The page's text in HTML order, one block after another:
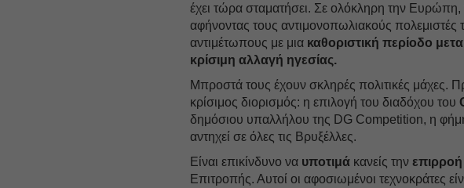
έχει τώρα σταματήσει. Σε ολόκληρη την Ευρώπη,
αφήνοντας τους αντιμονοπωλιακούς
αντιμέτωπους με μια καθοριστική περίοδο
κρίσιμη αλλαγή ηγεσίας.
Μπροστά τους έχουν σκληρές πολιτικές μάχες.
κρίσιμος διορισμός: η επιλογή του διαδόχου του
δημόσιου υπαλλήλου της DG Competition, η
αντηχεί σε όλες τις Βρυξέλλες.
Είναι επικίνδυνο να υποτιμά κανείς τηνεπιρροή
Επιτροπής. Αυτοί οι αφοσιωμένοι τεχνοκράτες